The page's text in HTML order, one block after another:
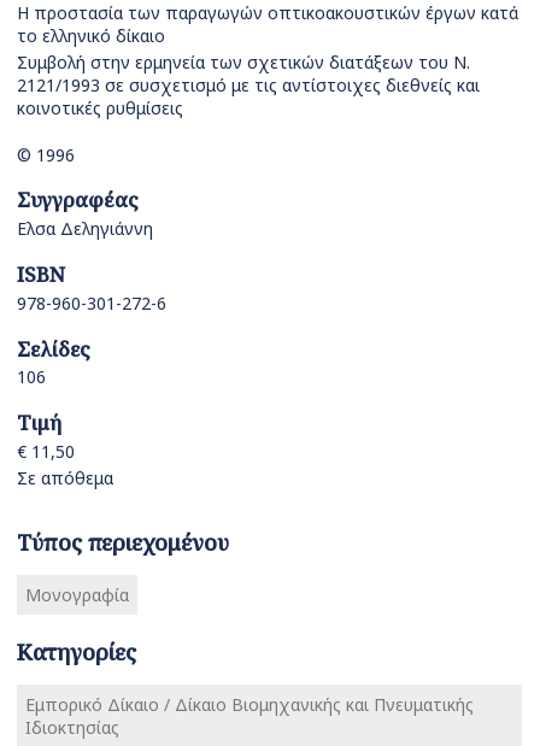
Η προστασία των παραγωγών οπτικοακουστικών έργων κατά
το ελληνικό δίκαιο
Συμβολή στην ερμηνεία των σχετικών διατάξεων του Ν.
2121/1993 σε συσχετισμό με τις αντίστοιχες διεθνείς και
κοινοτικές ρυθμίσεις
© 1996
Συγγραφέας
Ελσα Δεληγιάννη
ISBN
978-960-301-272-6
Σελίδες
106
Τιμή
€ 11,50
Σε απόθεμα
Τύπος περιεχομένου
Μονογραφία
Κατηγορίες
Εμπορικό Δίκαιο / Δίκαιο Βιομηχανικής και Πνευματικής
Ιδιοκτησίας